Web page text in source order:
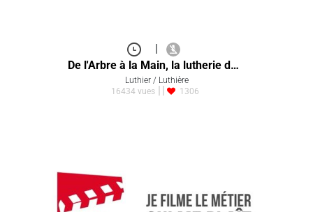
|
De l'Arbre à la Main, la lutherie d…
Luthier / Luthière
16434 vues
1306